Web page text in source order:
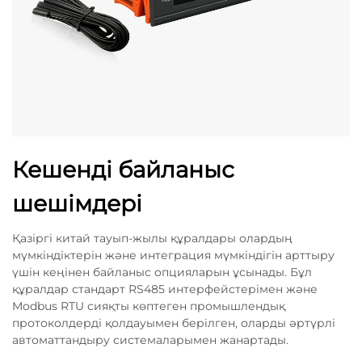
Кешенді байланыс
шешімдері
Қазіргі китай тауып-жылы құралдары олардың
мүмкіндіктерін және интеграция мүмкіндігін арттыру
үшін кеңінен байланыс опцияларын ұсынады. Бұл
құралдар стандарт RS485 интерфейстерімен және
Modbus RTU сияқты көптеген промышлендық
протоколдерді қолдауымен берілген, оларды әртүрлі
автоматтандыру системаларымен жанартады.